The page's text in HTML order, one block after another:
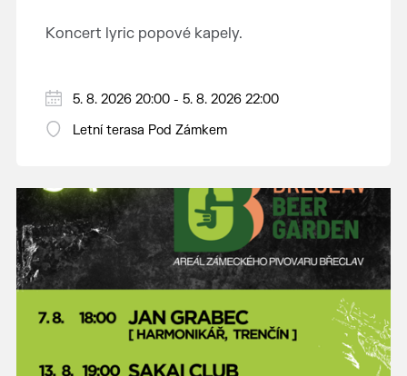
Koncert lyric popové kapely.
5. 8. 2026 20:00 - 5. 8. 2026 22:00
Letní terasa Pod Zámkem